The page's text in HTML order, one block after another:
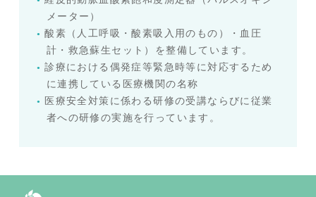
メーター）
酸素（人工呼吸・酸素吸入用のもの）・血圧
計・救急蘇生セット）を整備しています。
診療における偶発症等緊急時等に対応するため
に連携している医療機関の名称
医療安全対策に係わる研修の受講ならびに従業
者への研修の実施を行っています。